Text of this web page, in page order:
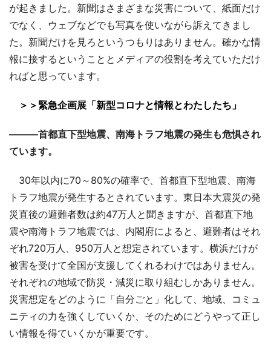
が起きました。新聞はさまざまな災害について、紙面だけ
でなく、ウェブなどでも写真を使いながら訴えてきまし
た。新聞だけを見ろというつもりはありません。確かな情
報に接するということとメディアの役割を考えていただけ
ればと思っています。
＞＞緊急企画展「新型コロナと情報とわたしたち」
―――首都直下型地震、南海トラフ地震の発生も危惧され
ています。
30年以内に70～80%の確率で、首都直下型地震、南海
トラフ地震が発生するとされています。東日本大震災の発
災直後の避難者数は約47万人と聞きますが、首都直下地
震や南海トラフ地震では、内閣府によると、避難者はそれ
ぞれ720万人、950万人と想定されています。横浜だけが
被害を受けて全国が支援してくれるわけではありません。
それぞれの地域で防災・減災に取り組むしかありません。
災害想定をどのように「自分ごと」化して、地域、コミュ
ニティの力を強くしていくか、そのためにどうやって正し
い情報を得ていくかが重要です。